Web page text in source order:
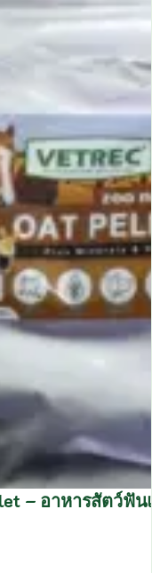
– อาหารสัตว์